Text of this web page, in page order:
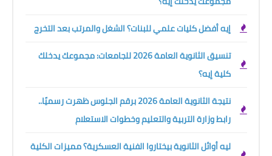
إيه أفضل كليات علمي للبنات؟ الشغل والمرتب بعد التخرج
تنسيق الثانوية العامة 2026 للجامعات: مجموعك يدخلك
كلية إيه؟
نتيجة الثانوية العامة 2026 برقم الجلوس ظهرت رسميًا..
رابط وزارة التربية والتعليم وخطوات الاستعلام
ليه أوائل الثانوية بيختاروا الفنية العسكرية؟ مميزات الكلية